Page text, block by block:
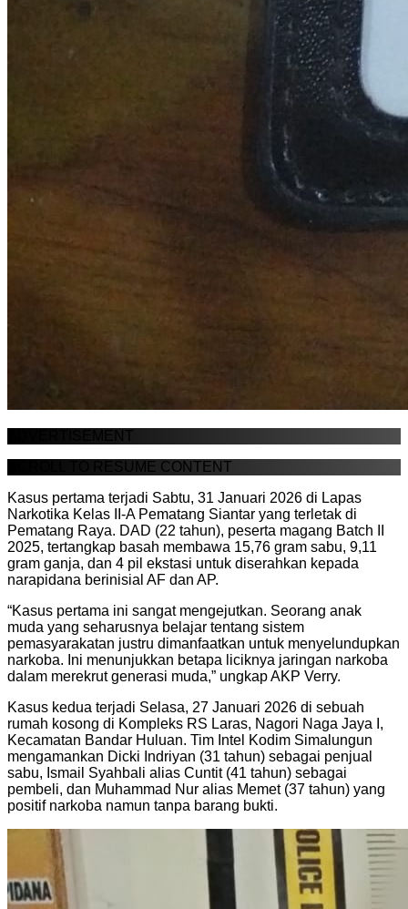
ADVERTISEMENT
SCROLL TO RESUME CONTENT
Kasus pertama terjadi Sabtu, 31 Januari 2026 di Lapas
Narkotika Kelas II-A Pematang Siantar yang terletak di
Pematang Raya. DAD (22 tahun), peserta magang Batch II
2025, tertangkap basah membawa 15,76 gram sabu, 9,11
gram ganja, dan 4 pil ekstasi untuk diserahkan kepada
narapidana berinisial AF dan AP.
“Kasus pertama ini sangat mengejutkan. Seorang anak
muda yang seharusnya belajar tentang sistem
pemasyarakatan justru dimanfaatkan untuk menyelundupkan
narkoba. Ini menunjukkan betapa liciknya jaringan narkoba
dalam merekrut generasi muda,” ungkap AKP Verry.
Kasus kedua terjadi Selasa, 27 Januari 2026 di sebuah
rumah kosong di Kompleks RS Laras, Nagori Naga Jaya I,
Kecamatan Bandar Huluan. Tim Intel Kodim Simalungun
mengamankan Dicki Indriyan (31 tahun) sebagai penjual
sabu, Ismail Syahbali alias Cuntit (41 tahun) sebagai
pembeli, dan Muhammad Nur alias Memet (37 tahun) yang
positif narkoba namun tanpa barang bukti.